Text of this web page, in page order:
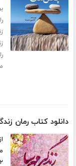
دانلود کتاب رمان